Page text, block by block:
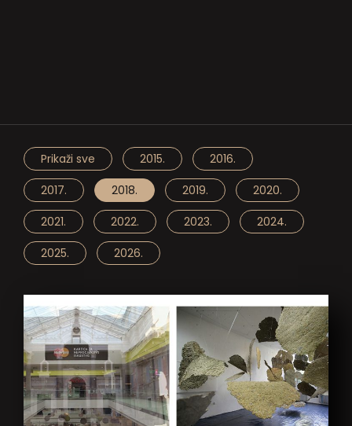
Prikaži sve 2015.
2016.
2017.
2018. 2019.
2020.
2021.
2022. 2023.
2024.
2025.
2026.